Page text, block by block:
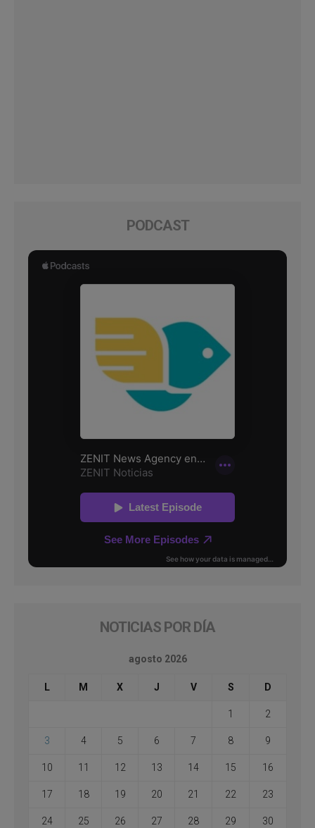
PODCAST
NOTICIAS POR DÍA
agosto 2026
L M X J V S D
1 2
3 4 5 6 7 8 9
10 11 12 13 14 15 16
17 18 19 20 21 22 23
24 25 26 27 28 29 30